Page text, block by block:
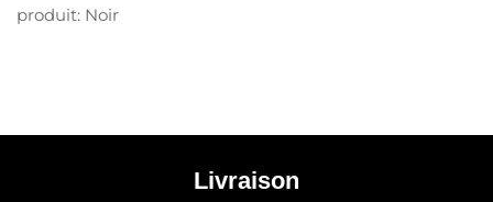
produit: Noir
Livraison